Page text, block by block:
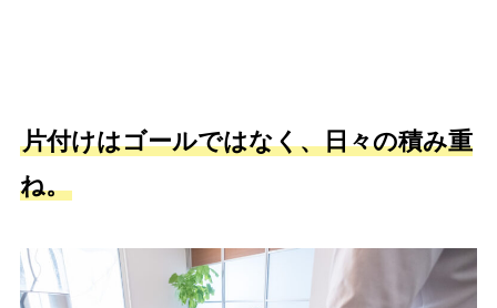
片付けはゴールではなく、日々の積み重
ね。